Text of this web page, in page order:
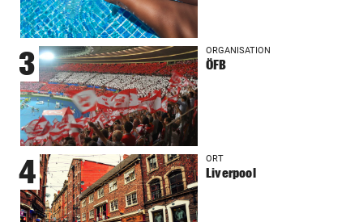
3 ORGANISATION
ÖFB
4 ORT
Liverpool